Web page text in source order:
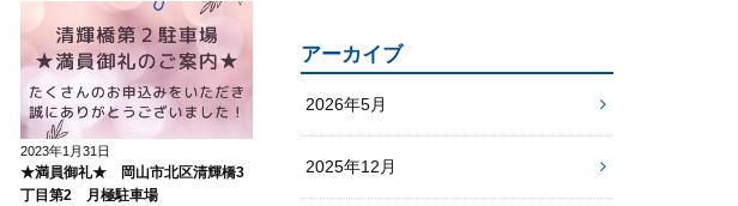
2023年1月31日
★満員御礼★ 岡山市北区清輝橋3
丁目第2 月極駐車場
アーカイブ
2026年5月
2025年12月